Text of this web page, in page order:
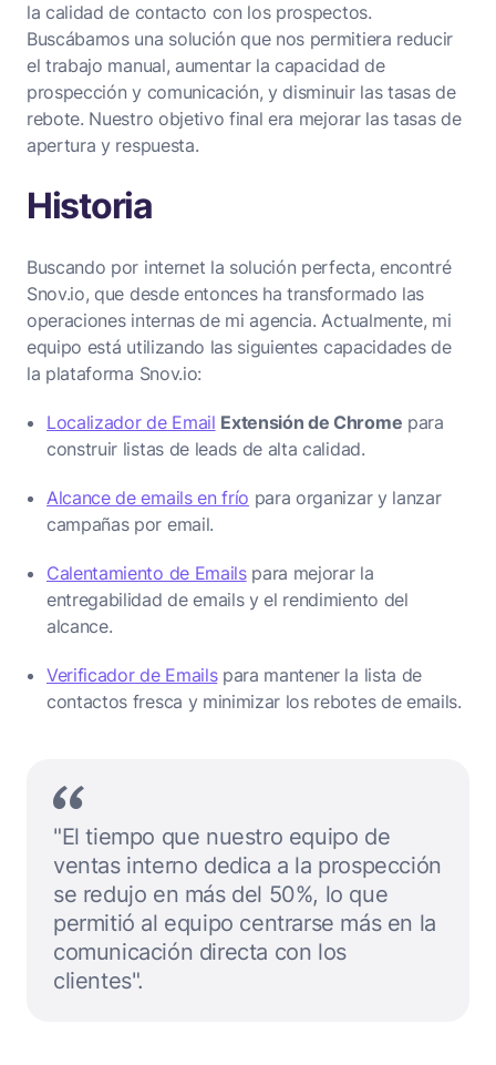
la calidad de contacto con los prospectos.
Buscábamos una solución que nos permitiera reducir
el trabajo manual, aumentar la capacidad de
prospección y comunicación, y disminuir las tasas de
rebote. Nuestro objetivo final era mejorar las tasas de
apertura y respuesta.
Historia
Buscando por internet la solución perfecta, encontré
Snov.io, que desde entonces ha transformado las
operaciones internas de mi agencia. Actualmente, mi
equipo está utilizando las siguientes capacidades de
la plataforma Snov.io:
Localizador de Email Extensión de Chrome para
construir listas de leads de alta calidad.
Alcance de emails en frío para organizar y lanzar
campañas por email.
Calentamiento de Emailspara mejorar la
entregabilidad de emails y el rendimiento del
alcance.
Verificador de Emailspara mantener la lista de
contactos fresca y minimizar los rebotes de emails.
"El tiempo que nuestro equipo de
ventas interno dedica a la prospección
se redujo en más del 50%, lo que
permitió al equipo centrarse más en la
comunicación directa con los
clientes".